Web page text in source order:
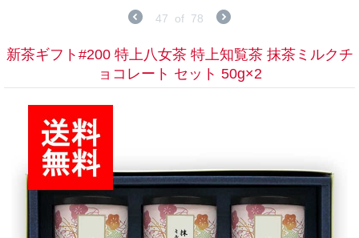
47 of 78
新茶ギフト#200 特上八女茶 特上知覧茶 抹茶ミルクチ
ョコレート セット 50g×2